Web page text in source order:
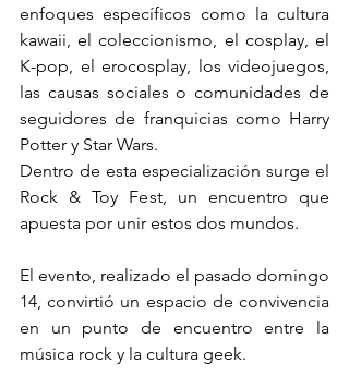
enfoques específicos como la cultura
kawaii, el coleccionismo, el cosplay, el
K-pop, el erocosplay, los videojuegos,
las causas sociales o comunidades de
seguidores de franquicias como Harry
Potter y Star Wars.
Dentro de esta especialización surge el
Rock & Toy Fest, un encuentro que
apuesta por unir estos dos mundos.
El evento, realizado el pasado domingo
14, convirtió un espacio de convivencia
en un punto de encuentro entre la
música rock y la cultura geek.